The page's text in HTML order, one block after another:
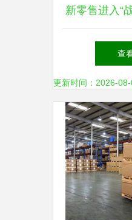
新零售进入“
物流该怎么
仓储服
查
更新时间：2026-